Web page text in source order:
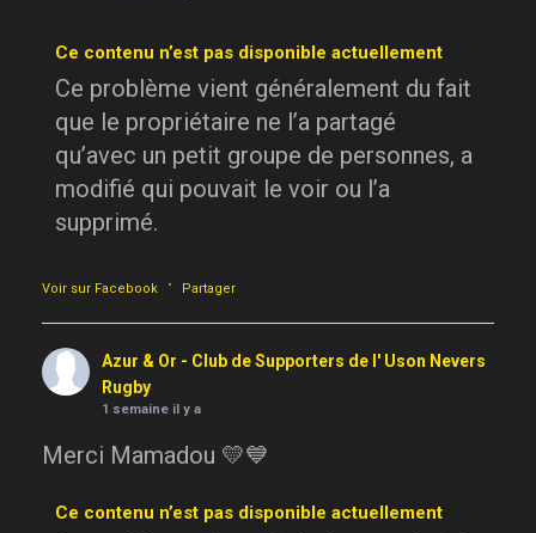
Ce contenu n’est pas disponible actuellement
Ce problème vient généralement du fait
que le propriétaire ne l’a partagé
qu’avec un petit groupe de personnes, a
modifié qui pouvait le voir ou l’a
supprimé.
Voir sur Facebook · Partager
Azur & Or - Club de Supporters de l' Uson Nevers
Rugby
1 semaine il y a
Merci Mamadou 💛💙
Ce contenu n’est pas disponible actuellement